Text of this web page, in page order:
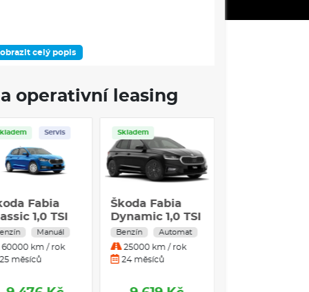
VÝBAVOVÉHO STUPNĚ
5,5J x 15" černá
únavy se sledováním řidiče
celý popis
operativní leasing
Servis
Fabia
1,0 TSI
kW 5-stup.
Manuál
60000 km / rok
25 měsíců
Skladem
Škoda Fabia
Dynamic 1,0 TSI
Benzín Automat
25000 km / rok
24 měsíců